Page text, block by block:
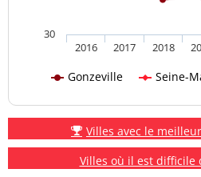
Gonzeville Seine-
2016 2017 2018
30
Villes avec le
Villes où il est difficile